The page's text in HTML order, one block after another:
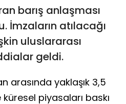
barış anlaşması
İmzaların atılacağı
uluslararası
geldi.
arasında yaklaşık 3,5
piyasaları baskı